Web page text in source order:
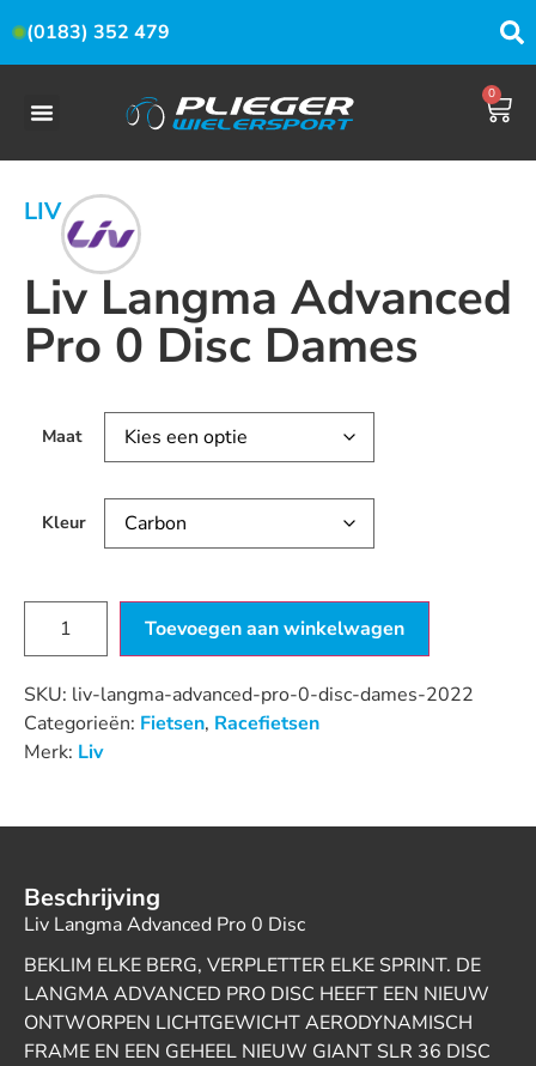
(0183) 352 479
0
LIV
Liv Langma Advanced
Pro 0 Disc Dames
Maat
Kleur
Toevoegen aan winkelwagen
SKU: liv-langma-advanced-pro-0-disc-dames-2022
Categorieën: Fietsen, Racefietsen
Merk: Liv
Beschrijving
Liv Langma Advanced Pro 0 Disc
BEKLIM ELKE BERG, VERPLETTER ELKE SPRINT. DE
LANGMA ADVANCED PRO DISC HEEFT EEN NIEUW
ONTWORPEN LICHTGEWICHT AERODYNAMISCH
FRAME EN EEN GEHEEL NIEUW GIANT SLR 36 DISC